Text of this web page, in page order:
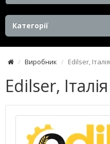
Категорії
Виробник Edilser, Італія
Edilser, Італія